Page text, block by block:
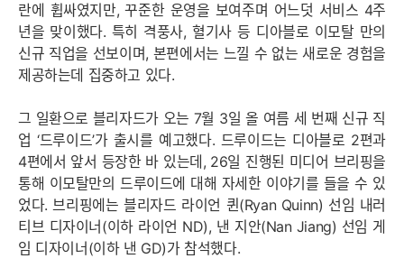
란에 휩싸였지만, 꾸준한 운영을 보여주며 어느덧 서비스 4주
년을 맞이했다. 특히 격풍사, 혈기사 등 디아블로 이모탈 만의
신규 직업을 선보이며, 본편에서는 느낄 수 없는 새로운 경험을
제공하는데 집중하고 있다.
그 일환으로 블리자드가 오는 7월 3일 올 여름 세 번째 신규 직
업 ‘드루이드’가 출시를 예고했다. 드루이드는 디아블로 2편과
4편에서 앞서 등장한 바 있는데, 26일 진행된 미디어 브리핑을
통해 이모탈만의 드루이드에 대해 자세한 이야기를 들을 수 있
었다. 브리핑에는 블리자드 라이언 퀸(Ryan Quinn) 선임 내러
티브 디자이너(이하 라이언 ND), 낸 지안(Nan Jiang) 선임 게
임 디자이너(이하 낸 GD)가 참석했다.
세부정보 열기/접기